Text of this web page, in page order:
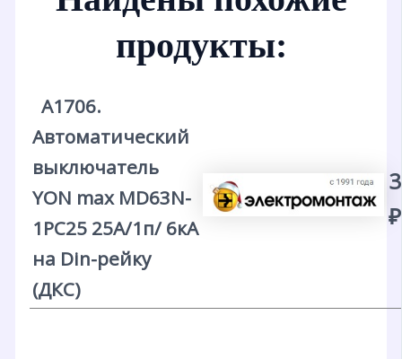
продукты:
А1706.
Автоматический
выключатель
YON max MD63N-
1PC25 25А/1п/ 6кА
на Din-рейку
(ДКС)
₽